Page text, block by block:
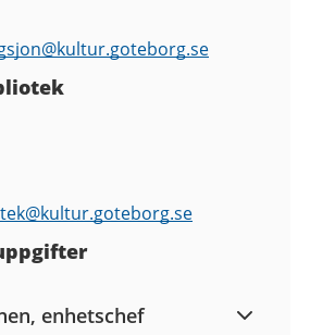
kultur.goteborg.se
kultur.goteborg.se
enhetschef